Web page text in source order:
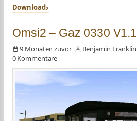
Download
Omsi2 – Gaz 0330 V1.1
9 Monaten zuvor Benjamin Franklin
0 Kommentare